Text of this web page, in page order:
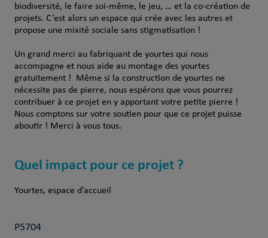
biodiversité, le faire soi-même, le jeu, … et la co-création de
projets. C’est alors un espace qui crée avec les autres et
propose une mixité sociale sans stigmatisation !
Un grand merci au fabriquant de yourtes qui nous
accompagne et nous aide au montage des yourtes
gratuitement ! Même si la construction de yourtes ne
nécessite pas de pierre, nous espérons que vous pourrez
contribuer à ce projet en y apportant votre petite pierre !
Nous comptons sur votre soutien pour que ce projet puisse
aboutir ! Merci à vous tous.
Quel impact pour ce projet ?
Yourtes, espace d’accueil
P5704